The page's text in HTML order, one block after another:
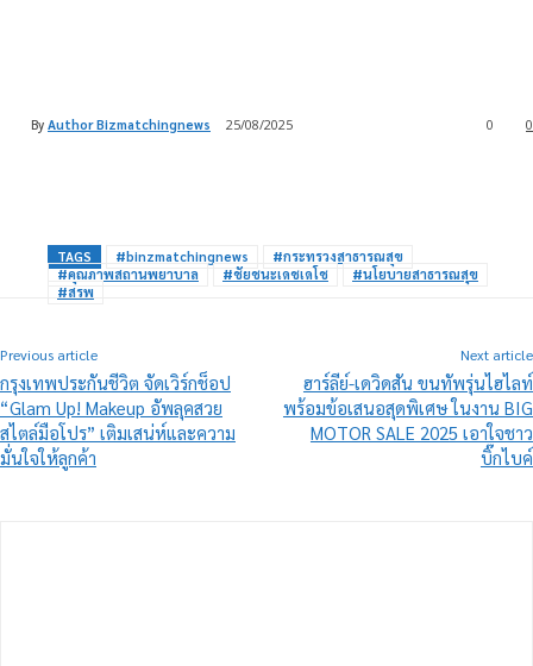
By Author Bizmatchingnews 25/08/2025 0
0
TAGS #binzmatchingnews
#กระทรวงสาธารณสุข
#คุณภาพสถานพยาบาล
#ชัยชนะเดชเดโช
#นโยบายสาธารณสุข
#สรพ
Previous article
กรุงเทพประกันชีวิต จัดเวิร์กช็อป
“Glam Up! Makeup อัพลุคสวย
สไตล์มือโปร” เติมเสน่ห์และความ
มั่นใจให้ลูกค้า
Next article
ฮาร์ลีย์-เดวิดสัน ขนทัพรุ่นไฮไลท์
พร้อมข้อเสนอสุดพิเศษ ในงาน BIG
MOTOR SALE 2025 เอาใจชาว
บิ๊กไบค์